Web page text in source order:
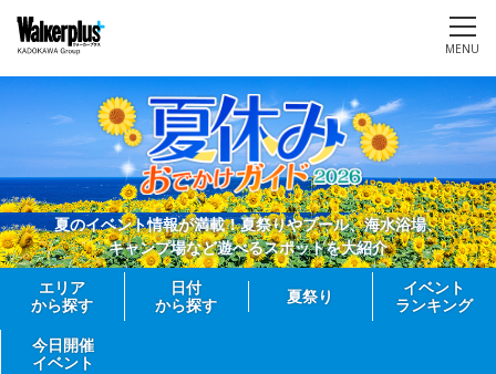
MENU
夏のイベント情報が満載！夏祭りやプール、海水浴場、
キャンプ場など遊べるスポットを大紹介
エリア
から探す
日付
から探す
夏祭り
イベント
ランキング
今日開催
イベント